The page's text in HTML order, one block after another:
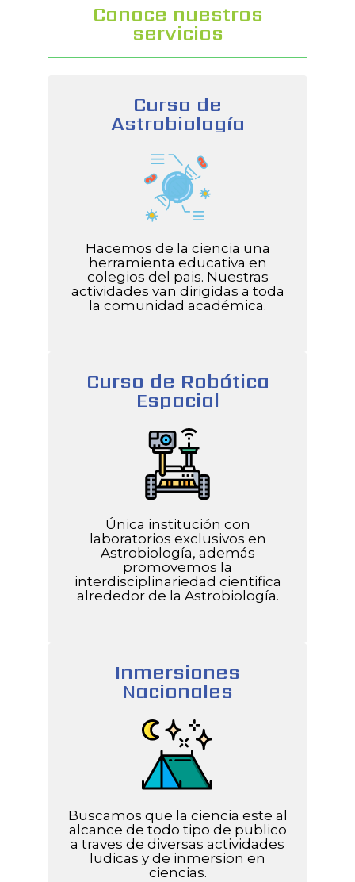
Conoce nuestros
servicios
Curso de
Astrobiología
Hacemos de la ciencia una
herramienta educativa en
colegios del pais. Nuestras
actividades van dirigidas a toda
la comunidad académica.
Curso de Robótica
Espacial
Única institución con
laboratorios exclusivos en
Astrobiología, además
promovemos la
interdisciplinariedad cientifica
alrededor de la Astrobiología.
Inmersiones
Nacionales
Buscamos que la ciencia este al
alcance de todo tipo de publico
a traves de diversas actividades
ludicas y de inmersion en
ciencias.